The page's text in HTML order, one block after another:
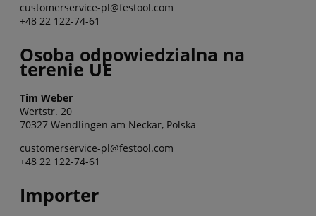
customerservice-pl@festool.com
+48 22 122-74-61
Osoba odpowiedzialna na
terenie UE
Tim Weber
Wertstr. 20
70327 Wendlingen am Neckar, Polska
customerservice-pl@festool.com
+48 22 122-74-61
Importer